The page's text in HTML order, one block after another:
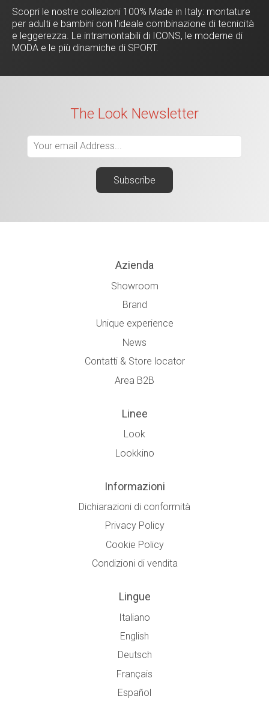
Scopri le nostre collezioni 100% Made in Italy: montature
per adulti e bambini con l'ideale combinazione di tecnicità
e leggerezza. Le intramontabili di ICONS, le moderne di
MODA e le più dinamiche di SPORT.
The Look Newsletter
Azienda
Showroom
Brand
Unique experience
News
Contatti & Store locator
Area B2B
Linee
Look
Lookkino
Informazioni
Dichiarazioni di conformità
Privacy Policy
Cookie Policy
Condizioni di vendita
Lingue
Italiano
English
Deutsch
Français
Español